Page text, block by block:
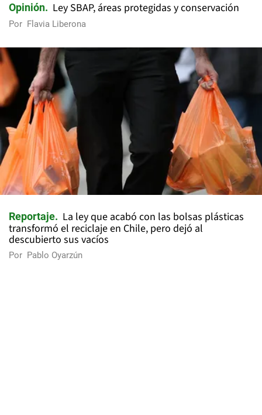
Opinión Ley SBAP, áreas protegidas y conservación
Por Flavia Liberona
Reportaje
La ley que acabó con las bolsas plásticas
transformó el reciclaje en Chile, pero dejó al
descubierto sus vacíos
Por Pablo Oyarzún